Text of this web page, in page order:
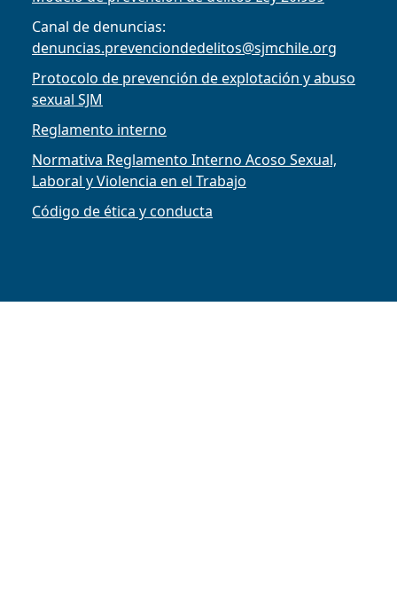
Canal de denuncias:
denuncias.prevenciondedelitos@sjmchile.org
Protocolo de prevención de explotación y abuso
sexual SJM
Reglamento interno
Normativa Reglamento Interno Acoso Sexual,
Laboral y Violencia en el Trabajo
Código de ética y conducta